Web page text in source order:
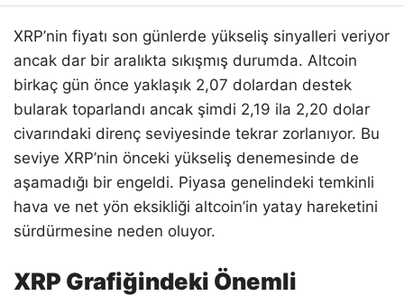
XRP’nin fiyatı son günlerde yükseliş sinyalleri veriyor
ancak dar bir aralıkta sıkışmış durumda. Altcoin
birkaç gün önce yaklaşık 2,07 dolardan destek
bularak toparlandı ancak şimdi 2,19 ila 2,20 dolar
civarındaki direnç seviyesinde tekrar zorlanıyor. Bu
seviye XRP’nin önceki yükseliş denemesinde de
aşamadığı bir engeldi. Piyasa genelindeki temkinli
hava ve net yön eksikliği altcoin’in yatay hareketini
sürdürmesine neden oluyor.
XRP Grafiğindeki Önemli